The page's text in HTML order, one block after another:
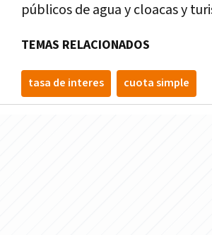
públicos de agua y cloacas y
TEMAS RELACIONADOS
tasa de interes cuota simple